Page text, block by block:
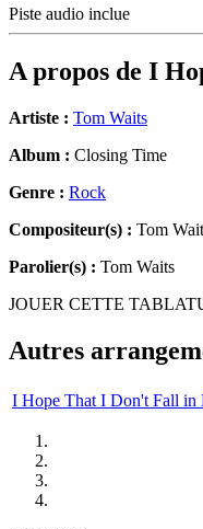
Piste audio inclue
A propos de I
Artiste : Tom Waits
Album : Closing Time
Genre : Rock
Compositeur(s) : Tom
Parolier(s) : Tom Waits
JOUER CETTE
Autres
I Hope That I Don't Fall in